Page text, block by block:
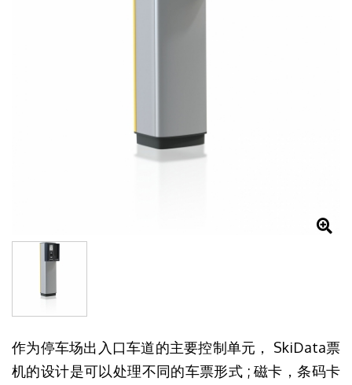
作为停车场出入口车道的主要控制单元， SkiData票
机的设计是可以处理不同的车票形式 ; 磁卡，条码卡